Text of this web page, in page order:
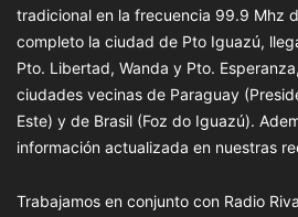
tradicional en la frecuencia 99.9 Mhz
completo la ciudad de Pto Iguazú,
Pto. Libertad, Wanda y Pto.
ciudades vecinas de Paraguay
Este) y de Brasil (Foz do Iguazú).
información actualizada en nuestras
Trabajamos en conjunto con Radio